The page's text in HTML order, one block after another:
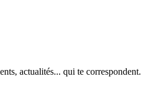
actualités... qui te correspondent.